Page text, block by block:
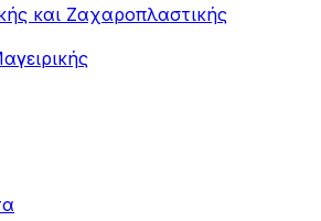
και Ζαχαροπλαστικής